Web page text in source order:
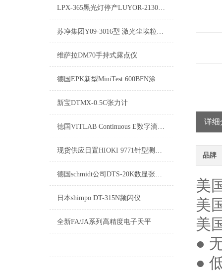
LPX-365黑光灯停产LUYOR-2130L替代
苏净集团Y09-3016型 激光尘埃粒子计数器
维萨拉DM70手持式露点仪
德国EPK新型MiniTest 600BFN涂层测厚仪
新宝DTMX-0.5C张力计
德国VITLAB Continuous E数字滴定器
现货供应日置HIOKI 9771针型测试线
德国schmidt公司DTS-20K数显张力计
日本shimpo DT-315N频闪仪
全新FA/JA系列高精度电子天平
详细
品牌
美
美
美
●
●